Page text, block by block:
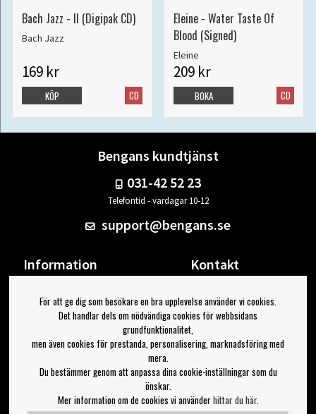
Bach Jazz - II (Digipak CD)
Bach Jazz
169 kr
CD
KÖP
Eleine - Water Taste Of
Blood (Signed)
Eleine
209 kr
CD
BOKA
Bengans kundtjänst
031-42 52 23
Telefontid - vardagar 10-12
support@bengans.se
Information
Om Bengans
FAQ / Köp- & Leveransvillkor
Kontakt
Din sida
Logga ut
Jag vill ha tips från Bengans
Inställningar för nyhetsbrev
För att ge dig som besökare en bra upplevelse använder vi cookies.
Det handlar dels om nödvändiga cookies för webbsidans
grundfunktionalitet,
men även cookies för prestanda, personalisering, marknadsföring med
mera.
Du bestämmer genom att anpassa dina cookie-inställningar som du
önskar.
Mer information om de cookies vi använderhittar du här.